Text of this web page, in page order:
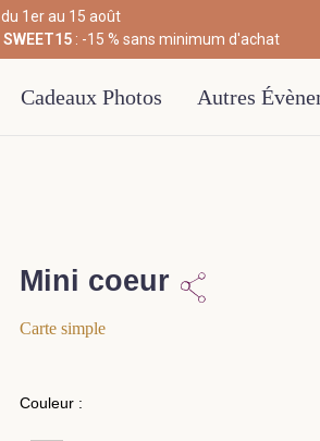
du 1er au 15 août
SWEET15 : -15 % sans minimum d'achat
Cadeaux Photos Autres
Mini coeur
Carte simple
Couleur :